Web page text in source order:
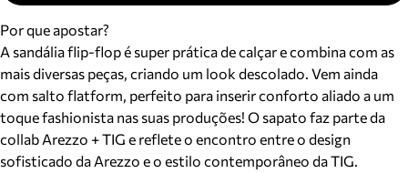
Por que apostar?
A sandália flip-flop é super prática de calçar e combina com as
mais diversas peças, criando um look descolado. Vem ainda
com salto flatform, perfeito para inserir conforto aliado a um
toque fashionista nas suas produções! O sapato faz parte da
collab Arezzo + TIG e reflete o encontro entre o design
sofisticado da Arezzo e o estilo contemporâneo da TIG.